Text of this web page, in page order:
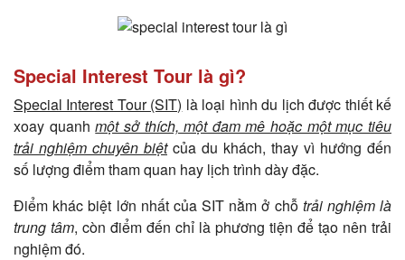
Special Interest Tour là gì?
Special Interest Tour (SIT) là loại hình du lịch được thiết kế
xoay quanhmột sở thích, một đam mê hoặc một mục tiêu
trải nghiệm chuyên biệtcủa du khách, thay vì hướng đến
số lượng điểm tham quan hay lịch trình dày đặc.
Điểm khác biệt lớn nhất của SIT nằm ở chỗ trải nghiệm là
trung tâm, còn điểm đến chỉ là phương tiện để tạo nên trải
nghiệm đó.